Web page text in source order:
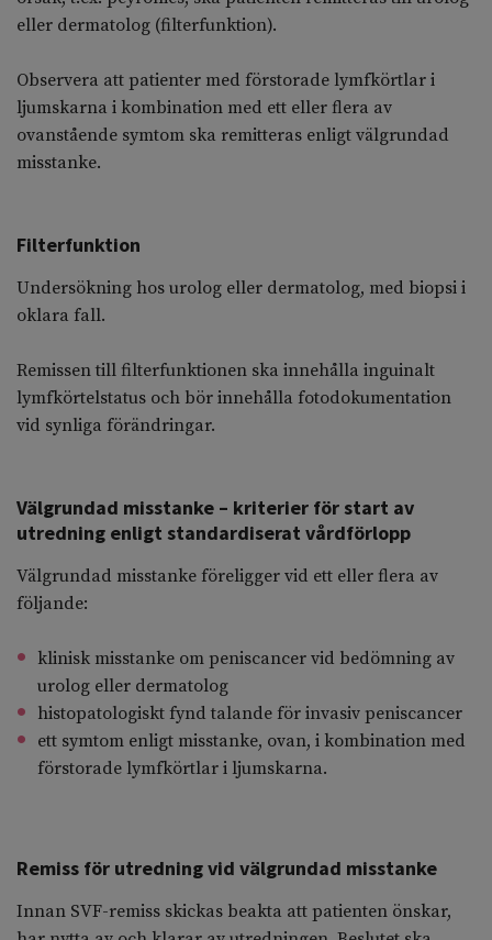
eller dermatolog (filterfunktion).
Observera att patienter med förstorade lymfkörtlar i
ljumskarna i kombination med ett eller flera av
ovanstående symtom ska remitteras enligt välgrundad
misstanke.
Filterfunktion
Undersökning hos urolog eller dermatolog, med biopsi i
oklara fall.
Remissen till filterfunktionen ska innehålla inguinalt
lymfkörtelstatus och bör innehålla fotodokumentation
vid synliga förändringar.
Välgrundad misstanke – kriterier för start av
utredning enligt standardiserat vårdförlopp
Välgrundad misstanke föreligger vid ett eller flera av
följande:
klinisk misstanke om peniscancer vid bedömning av
urolog eller dermatolog
histopatologiskt fynd talande för invasiv peniscancer
ett symtom enligt misstanke, ovan, i kombination med
förstorade lymfkörtlar i ljumskarna.
Remiss för utredning vid välgrundad misstanke
Innan SVF-remiss skickas beakta att patienten önskar,